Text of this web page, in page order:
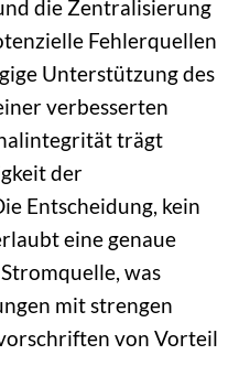
die Zentralisierung
Fehlerquellen
Unterstützung des
verbesserten
trägt
der
Entscheidung, kein
eine genaue
was
mit strengen
von Vorteil